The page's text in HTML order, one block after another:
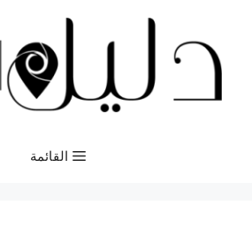
المحتوى
القائمة